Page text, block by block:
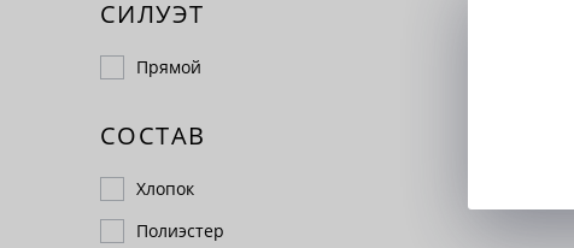
СИЛУЭТ
Прямой
СОСТАВ
Хлопок
Полиэстер